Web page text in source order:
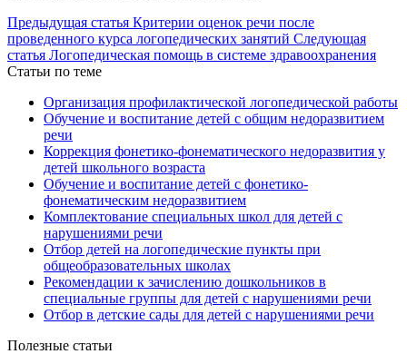
Предыдущая статья Критерии оценок речи после
проведенного курса логопедических занятий Следующая
статья Логопедическая помощь в системе здравоохранения
Статьи по теме
Организация профилактической логопедической работы
Обучение и воспитание детей с общим недоразвитием
речи
Коррекция фонетико-фонематического недоразвития у
детей школьного возраста
Обучение и воспитание детей с фонетико-
фонематическим недоразвитием
Комплектование специальных школ для детей с
нарушениями речи
Отбор детей на логопедические пункты при
общеобразовательных школах
Рекомендации к зачислению дошкольников в
специальные группы для детей с нарушениями речи
Отбор в детские сады для детей с нарушениями речи
Полезные статьи